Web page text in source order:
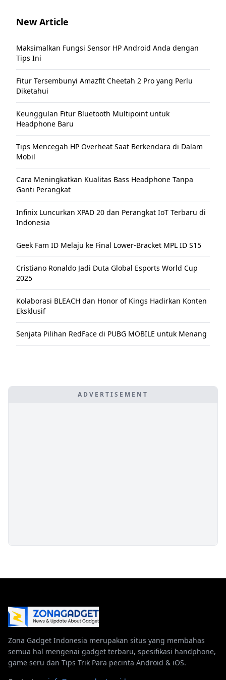
New Article
Maksimalkan Fungsi Sensor HP Android Anda dengan
Tips Ini
Fitur Tersembunyi Amazfit Cheetah 2 Pro yang Perlu
Diketahui
Keunggulan Fitur Bluetooth Multipoint untuk
Headphone Baru
Tips Mencegah HP Overheat Saat Berkendara di Dalam
Mobil
Cara Meningkatkan Kualitas Bass Headphone Tanpa
Ganti Perangkat
Infinix Luncurkan XPAD 20 dan Perangkat IoT Terbaru di
Indonesia
Geek Fam ID Melaju ke Final Lower-Bracket MPL ID S15
Cristiano Ronaldo Jadi Duta Global Esports World Cup
2025
Kolaborasi BLEACH dan Honor of Kings Hadirkan Konten
Eksklusif
Senjata Pilihan RedFace di PUBG MOBILE untuk Menang
ADVERTISEMENT
Zona Gadget Indonesia merupakan situs yang membahas
semua hal mengenai gadget terbaru, spesifikasi handphone,
game seru dan Tips Trik Para pecinta Android & iOS.